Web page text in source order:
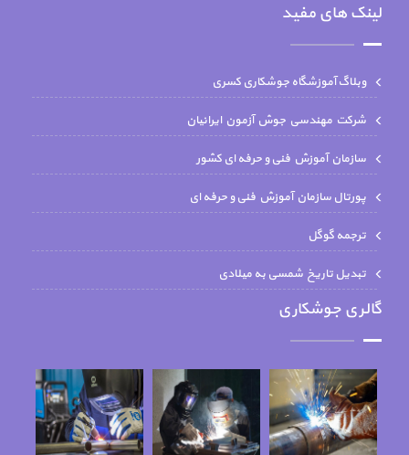
لینک های مفید
وبلاگ آموزشگاه جوشکاری کسری
شركت مهندسي جوش آزمون ايرانيان
سازمان آموزش فنی و حرفه ای کشور
پورتال سازمان آموزش فنی و حرفه ای
ترجمه گوگل
تبدیل تاریخ شمسی به میلادی
گالری جوشکاری